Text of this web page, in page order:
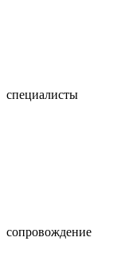
специалисты
сопровождение